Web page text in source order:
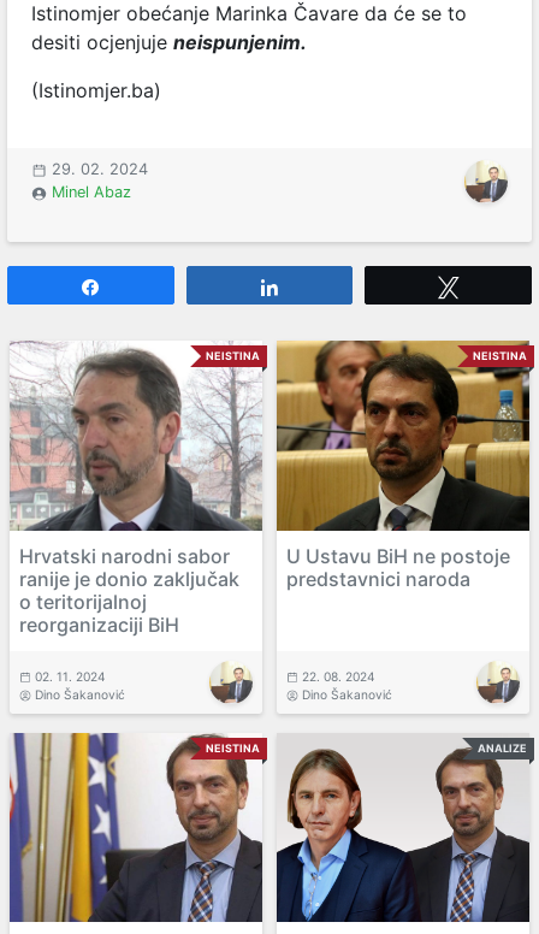
Istinomjer obećanje Marinka Čavare da će se to
desiti ocjenjuje neispunjenim.
(Istinomjer.ba)
29. 02. 2024
Minel Abaz
NEISTINA
Hrvatski narodni sabor
ranije je donio zaključak
o teritorijalnoj
reorganizaciji BiH
02. 11. 2024
Dino Šakanović
NEISTINA
U Ustavu BiH ne postoje
predstavnici naroda
22. 08. 2024
Dino Šakanović
NEISTINA ANALIZE